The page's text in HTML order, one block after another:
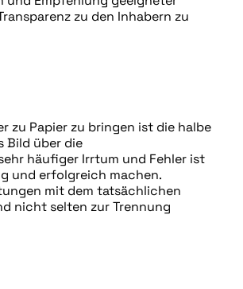
zu den Inhabern zu
zu Papier zu bringen ist die halbe
Bild über die
häufiger Irrtum und Fehler ist
und erfolgreich machen.
mit dem tatsächlichen
nicht selten zur Trennung